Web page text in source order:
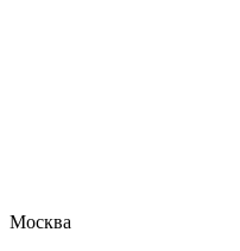
Москва